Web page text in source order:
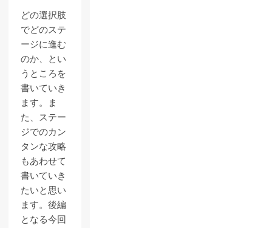
どの選択肢
でどのステ
ージに進む
のか、とい
うところを
書いていき
ます。ま
た、ステー
ジでのカン
タンな攻略
もあわせて
書いていき
たいと思い
ます。後編
となる今回